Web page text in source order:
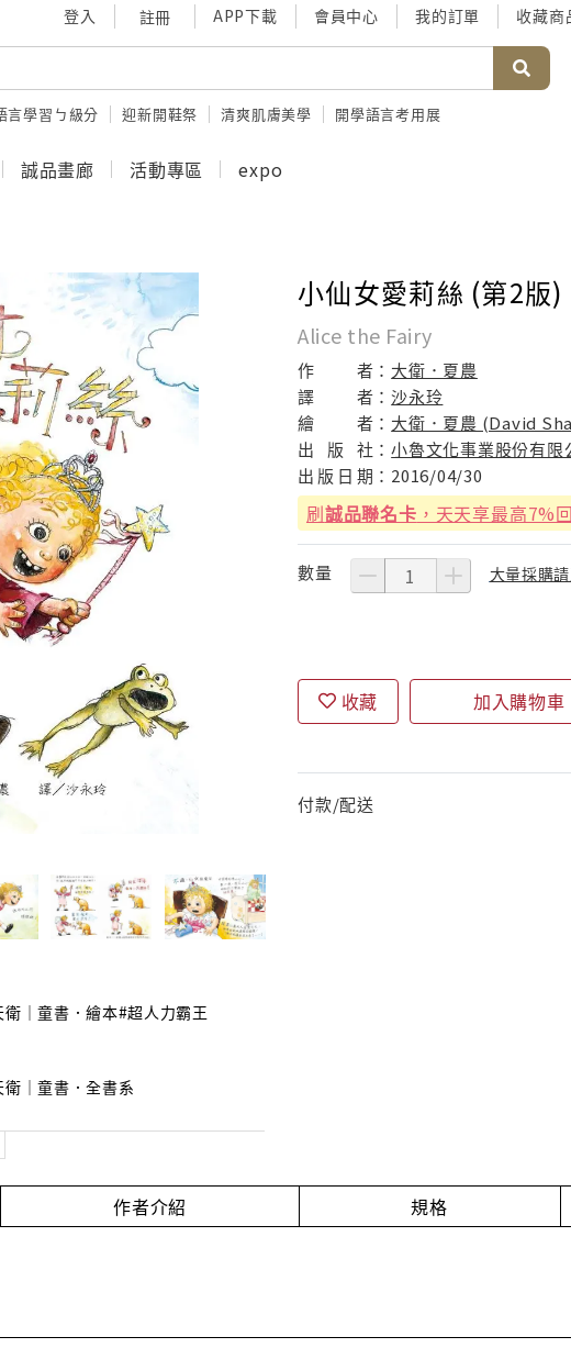
登入 註冊 APP下載 會員中心 我的訂單 收藏商
言學習ㄅ級分 迎新開鞋祭 清爽肌膚美學 開學語言考用展
誠品畫廊 活動專區 expo
衛｜童書．繪本#超人力霸王
｜童書．全書系
小仙女愛莉絲 (第2版)
Alice the Fairy
作 者： 大衛．夏農
譯
者：沙永玲
繪
者： 大衛．夏農 (David
出
版 社：小魯文化事業股份有限
出 版 日 期： 2016/04/30
刷誠品聯名卡 ，天天享最高7%
數量 大量採購
收藏 加入購物車
付款/配送
作者介紹 規格